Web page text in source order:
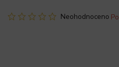
Neohodnoceno